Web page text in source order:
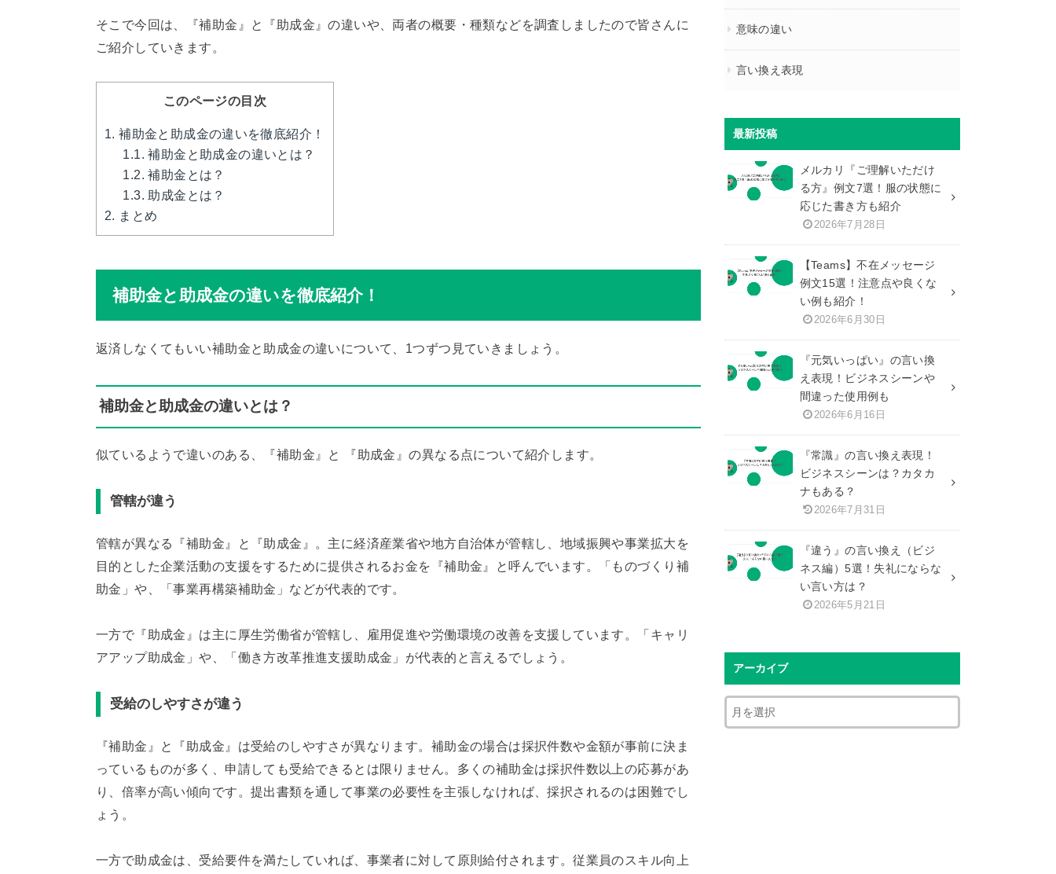
そこで今回は、『補助金』と『助成金』の違いや、両者の概要・種類などを調査しましたので皆さんに
ご紹介していきます。
このページの目次
1. 補助金と助成金の違いを徹底紹介！
1.1. 補助金と助成金の違いとは？
1.2. 補助金とは？
1.3. 助成金とは？
2. まとめ
補助金と助成金の違いを徹底紹介！
返済しなくてもいい補助金と助成金の違いについて、1つずつ見ていきましょう。
補助金と助成金の違いとは？
似ているようで違いのある、『補助金』と 『助成金』の異なる点について紹介します。
管轄が違う
管轄が異なる『補助金』と『助成金』。主に経済産業省や地方自治体が管轄し、地域振興や事業拡大を
目的とした企業活動の支援をするために提供されるお金を『補助金』と呼んでいます。「ものづくり補
助金」や、「事業再構築補助金」などが代表的です。
一方で『助成金』は主に厚生労働省が管轄し、雇用促進や労働環境の改善を支援しています。「キャリ
アアップ助成金」や、「働き方改革推進支援助成金」が代表的と言えるでしょう。
受給のしやすさが違う
『補助金』と『助成金』は受給のしやすさが異なります。補助金の場合は採択件数や金額が事前に決ま
っているものが多く、申請しても受給できるとは限りません。多くの補助金は採択件数以上の応募があ
り、倍率が高い傾向です。提出書類を通して事業の必要性を主張しなければ、採択されるのは困難でし
ょう。
一方で助成金は、受給要件を満たしていれば、事業者に対して原則給付されます。従業員のスキル向上
意味の違い
言い換え表現
最新投稿
メルカリ『ご理解いただけ
る方』例文7選！服の状態に
応じた書き方も紹介
2026年7月28日
【Teams】不在メッセージ
例文15選！注意点や良くな
い例も紹介！
2026年6月30日
『元気いっぱい』の言い換
え表現！ビジネスシーンや
間違った使用例も
2026年6月16日
『常識』の言い換え表現！
ビジネスシーンは？カタカ
ナもある？
2026年7月31日
『違う』の言い換え（ビジ
ネス編）5選！失礼にならな
い言い方は？
2026年5月21日
アーカイブ